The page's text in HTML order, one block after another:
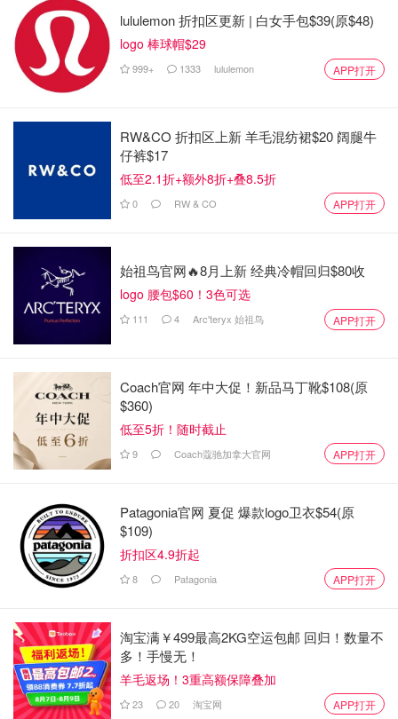
4分钟偷走9件⁉️卢浮宫突遭持枪洗劫，
蒙面盗匪卷走天价拿破仑珠宝，博物
馆紧急关闭！
法国媒体也集体质疑：文化机构的安保漏洞到底有多大？
目前，这名女子的具体作案动机尚未公布，但整起案件让人
后背发凉！在巴黎这样监控密集的城市，竟有人能堂而皇之
来源：
scmp.com封面：Eric Weigle, CC BY-SA 2.0, via
Wikimedia Commons
警？！
细节曝光！多伦多机场黄金劫案9人被
饰后销赃！
lululemon 折扣区更新 | 白女手包$39(原$48)
logo 棒球帽$29
999+ 1333 lululemon APP打开
RW&CO 折扣区上新 羊毛混纺裙$20 阔腿牛
仔裤$17
低至2.1折+额外8折+叠8.5折
0 RW & CO APP打开
始祖鸟官网🔥8月上新 经典冷帽回归$80收
logo 腰包$60！3色可选
111 4 Arc'teryx 始祖鸟 APP打开
Coach官网 年中大促！新品马丁靴$108(原
$360)
低至5折！随时截止
9 Coach蔻驰加拿大官网 APP打开
Patagonia官网 夏促 爆款logo卫衣$54(原
$109)
折扣区4.9折起
8 Patagonia APP打开
淘宝满￥499最高2KG空运包邮 回归！数量不
多！手慢无！
羊毛返场！3重高额保障叠加
23 20 淘宝网 APP打开